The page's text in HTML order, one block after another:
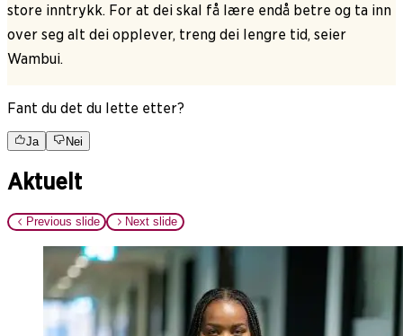
store inntrykk. For at dei skal få lære endå betre og ta inn
over seg alt dei opplever, treng dei lengre tid, seier
Wambui.
Fant du det du lette etter?
Ja Nei
Aktuelt
Previous slide Next slide